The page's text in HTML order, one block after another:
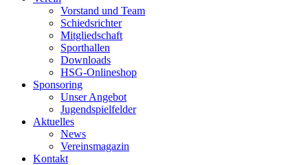
Vorstand und Team
Schiedsrichter
Mitgliedschaft
Sporthallen
Downloads
HSG-Onlineshop
Sponsoring
Unser Angebot
Jugendspielfelder
Aktuelles
News
Vereinsmagazin
Kontakt